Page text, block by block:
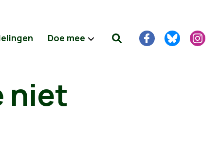
Doe mee
niet